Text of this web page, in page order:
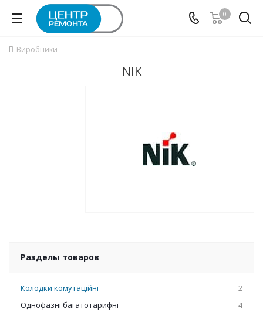
0
Виробники
NIK
Разделы товаров
Колодки комутаційні
2
Однофазні багатотарифні
4